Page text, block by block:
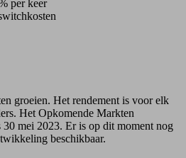
per keer
groeien. Het rendement is voor elk
Het Opkomende Markten
30 mei 2023. Er is op dit moment nog
beschikbaar.